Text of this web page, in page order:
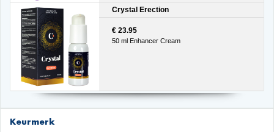
Crystal Erection
€ 23.95
50 ml Enhancer Cream
Keurmerk